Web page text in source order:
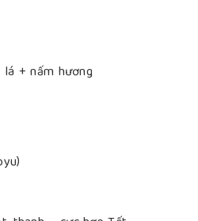
+ nấm hương